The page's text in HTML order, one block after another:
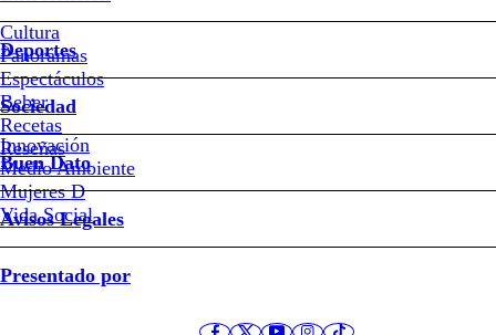
Cultura
Panoramas
Espectáculos
Beber
Recetas
Reseñas
Deportes
Sociedad
Innovación
Medio Ambiente
Mujeres D
Vida Social
Buen Dato
Avisos Legales
Presentado por
“Balance
muy
positivo”:
las
cifras
que
Notas relacionadas
20 de Mayo de 2026
Martín Arrau, el hombre de